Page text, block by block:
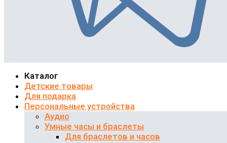
Каталог
Детские товары
Для подарка
Персональные устройства
Аудио
Умные часы и браслеты
Для браслетов и часов